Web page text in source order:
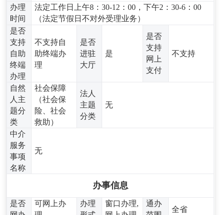
办理
时间
法定工作日上午8：30-12：00，下午2：30-6：00
（法定节假日不对外受理业务）
是否
支持
自助
终端
办理
不支持自
助终端办
理
是否
进驻
大厅
是
是否
支持
网上
支付
不支持
自然
人主
题分
类
社会保障
（社会保
险、社会
救助）
法人
主题
分类
无
中介
服务
事项
名称
无
办事信息
是否
可网上办
办理
窗口办理,
通办
全省